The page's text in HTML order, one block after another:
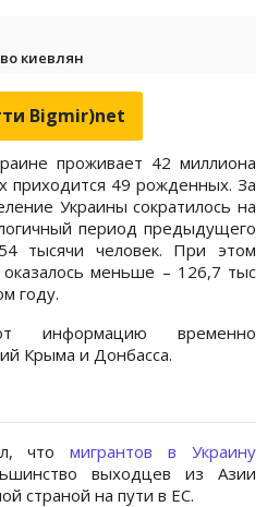
киевлян
Bigmir)net
проживает 42 миллиона
приходится 49 рожденных. За
Украины сократилось на
период предыдущего
тысячи человек. При этом
меньше – 126,7 тыс
году.
информацию временно
Крыма и Донбасса.
чтомигрантов в Украину
выходцев из Азии
страной на пути в ЕС.